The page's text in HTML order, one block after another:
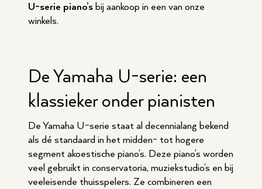
U-serie piano’s bij aankoop in een van onze
winkels.
De Yamaha U-serie: een
klassieker onder pianisten
De Yamaha U-serie staat al decennialang bekend
als dé standaard in het midden- tot hogere
segment akoestische piano’s. Deze piano’s worden
veel gebruikt in conservatoria, muziekstudio’s en bij
veeleisende thuisspelers. Ze combineren een